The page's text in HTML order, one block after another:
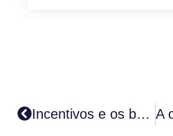
Incentivos e os benefícios da atividade física para funcionários